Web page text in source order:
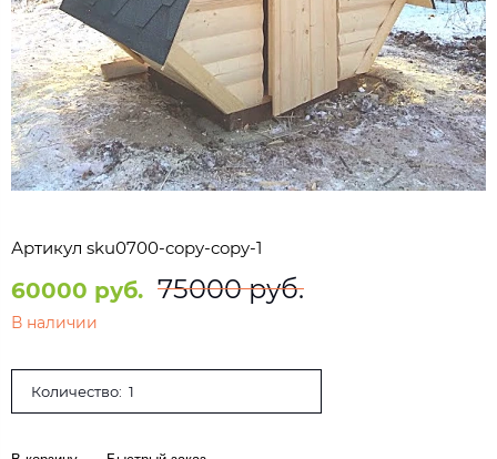
Артикул sku0700-copy-copy-1
60000 руб. 75000 руб.
В наличии
Количество: